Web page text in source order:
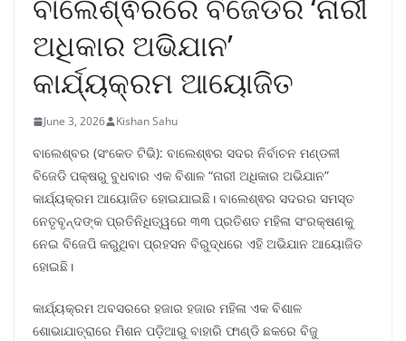
ବାଲେଶ୍ଵରରେ ବିଜେଡିର ‘ନାରୀ
ଅଧିକାର ଅଭିଯାନ’
କାର୍ଯ୍ୟକ୍ରମ ଆୟୋଜିତ
June 3, 2026 Kishan Sahu
ବାଲେଶ୍ବର (ସଂକେତ ଟିଭି): ବାଲେଶ୍ଵର ସଦର ନିର୍ବାଚନ ମଣ୍ଡଳୀ
ବିଜେଡି ପକ୍ଷରୁ ବୁଧବାର ଏକ ବିଶାଳ “ନାରୀ ଅଧିକାର ଅଭିଯାନ”
କାର୍ଯ୍ୟକ୍ରମ ଆୟୋଜିତ ହୋଇଯାଇଛି। ବାଲେଶ୍ଵର ସଦରର ସମସ୍ତ
ନେତୃବୃନ୍ଦଙ୍କ ପ୍ରତିନିଧିତ୍ୱରେ ୩୩ ପ୍ରତିଶତ ମହିଳା ସଂରକ୍ଷଣକୁ
ନେଇ ବିଜେପି କରୁଥିବା ପ୍ରହସନ ବିରୁଦ୍ଧରେ ଏହି ଅଭିଯାନ ଆୟୋଜିତ
ହୋଇଛି।
କାର୍ଯ୍ୟକ୍ରମ ଅବସରରେ ହଜାର ହଜାର ମହିଳା ଏକ ବିଶାଳ
ଶୋଭାଯାତ୍ରାରେ ମିଶନ ପଡ଼ିଆରୁ ବାହାରି ଫାଣ୍ଡି ଛକରେ ବିଜୁ